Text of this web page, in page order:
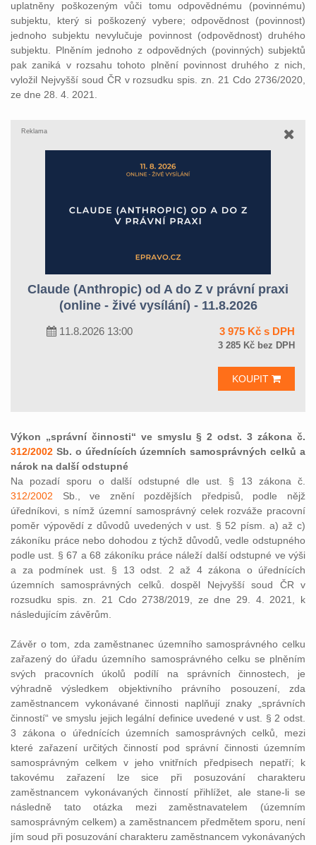
uplatněny poškozeným vůči tomu odpovědnému (povinnému)
subjektu, který si poškozený vybere; odpovědnost (povinnost)
jednoho subjektu nevylučuje povinnost (odpovědnost) druhého
subjektu. Plněním jednoho z odpovědných (povinných) subjektů
pak zaniká v rozsahu tohoto plnění povinnost druhého z nich,
vyložil Nejvyšší soud ČR v rozsudku spis. zn. 21 Cdo 2736/2020,
ze dne 28. 4. 2021.
Reklama
Claude (Anthropic) od A do Z v právní praxi
(online - živé vysílání) - 11.8.2026
11.8.2026 13:00 3 975 Kč s DPH
3 285 Kč bez DPH
KOUPIT
Výkon „správní činnosti“ ve smyslu § 2 odst. 3 zákona č.
312/2002 Sb. o úřednících územních samosprávných celků a
nárok na další odstupné
Na pozadí sporu o další odstupné dle ust. § 13 zákona č.
312/2002 Sb., ve znění pozdějších předpisů, podle nějž
úředníkovi, s nímž územní samosprávný celek rozváže pracovní
poměr výpovědí z důvodů uvedených v ust. § 52 písm. a) až c)
zákoníku práce nebo dohodou z týchž důvodů, vedle odstupného
podle ust. § 67 a 68 zákoníku práce náleží další odstupné ve výši
a za podmínek ust. § 13 odst. 2 až 4 zákona o úřednících
územních samosprávných celků. dospěl Nejvyšší soud ČR v
rozsudku spis. zn. 21 Cdo 2738/2019, ze dne 29. 4. 2021, k
následujícím závěrům.
Závěr o tom, zda zaměstnanec územního samosprávného celku
zařazený do úřadu územního samosprávného celku se plněním
svých pracovních úkolů podílí na správních činnostech, je
výhradně výsledkem objektivního právního posouzení, zda
zaměstnancem vykonávané činnosti naplňují znaky „správních
činností“ ve smyslu jejich legální definice uvedené v ust. § 2 odst.
3 zákona o úřednících územních samosprávných celků, mezi
které zařazení určitých činností pod správní činnosti územním
samosprávným celkem v jeho vnitřních předpisech nepatří; k
takovému zařazení lze sice při posuzování charakteru
zaměstnancem vykonávaných činností přihlížet, ale stane-li se
následně tato otázka mezi zaměstnavatelem (územním
samosprávným celkem) a zaměstnancem předmětem sporu, není
jím soud při posuzování charakteru zaměstnancem vykonávaných